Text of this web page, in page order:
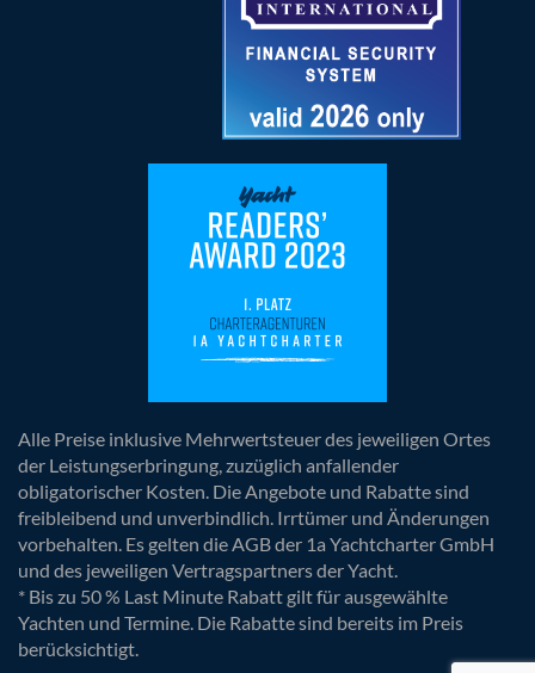
Alle Preise inklusive Mehrwertsteuer des jeweiligen Ortes
der Leistungserbringung, zuzüglich anfallender
obligatorischer Kosten. Die Angebote und Rabatte sind
freibleibend und unverbindlich. Irrtümer und Änderungen
vorbehalten. Es gelten die AGB der 1a Yachtcharter GmbH
und des jeweiligen Vertragspartners der Yacht.
* Bis zu 50 % Last Minute Rabatt gilt für ausgewählte
Yachten und Termine. Die Rabatte sind bereits im Preis
berücksichtigt.